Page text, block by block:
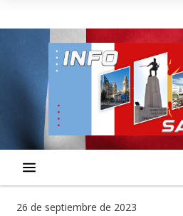
26 de septiembre de 2023